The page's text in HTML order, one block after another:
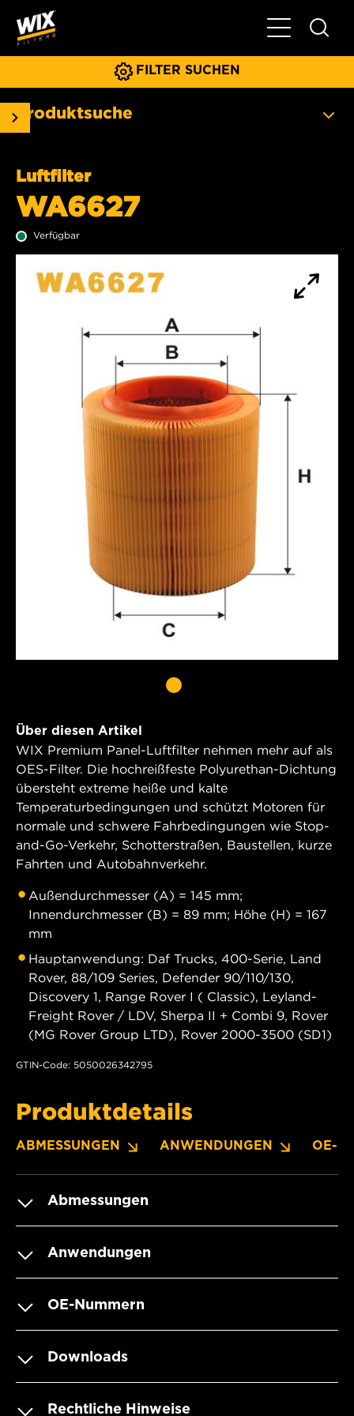
FILTER SUCHEN
Produktsuche
Luftfilter
WA6627
Verfügbar
Über diesen Artikel
WIX Premium Panel-Luftfilter nehmen mehr auf als
OES-Filter. Die hochreißfeste Polyurethan-Dichtung
übersteht extreme heiße und kalte
Temperaturbedingungen und schützt Motoren für
normale und schwere Fahrbedingungen wie Stop-
and-Go-Verkehr, Schotterstraßen, Baustellen, kurze
Fahrten und Autobahnverkehr.
Außendurchmesser (A) = 145 mm;
Innendurchmesser (B) = 89 mm; Höhe (H) = 167
mm
Hauptanwendung: Daf Trucks, 400-Serie, Land
Rover, 88/109 Series, Defender 90/110/130,
Discovery 1, Range Rover I ( Classic), Leyland-
Freight Rover / LDV, Sherpa II + Combi 9, Rover
(MG Rover Group LTD), Rover 2000-3500 (SD1)
GTIN-Code: 5050026342795
Produktdetails
ABMESSUNGEN ANWENDUNGEN OE-
Abmessungen
Anwendungen
OE-Nummern
Downloads
Rechtliche Hinweise